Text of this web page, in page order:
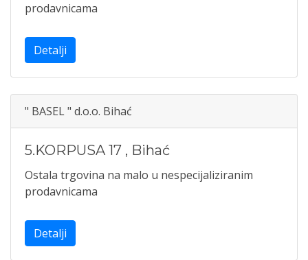
prodavnicama
Detalji
" BASEL " d.o.o. Bihać
5.KORPUSA 17 , Bihać
Ostala trgovina na malo u nespecijaliziranim
prodavnicama
Detalji